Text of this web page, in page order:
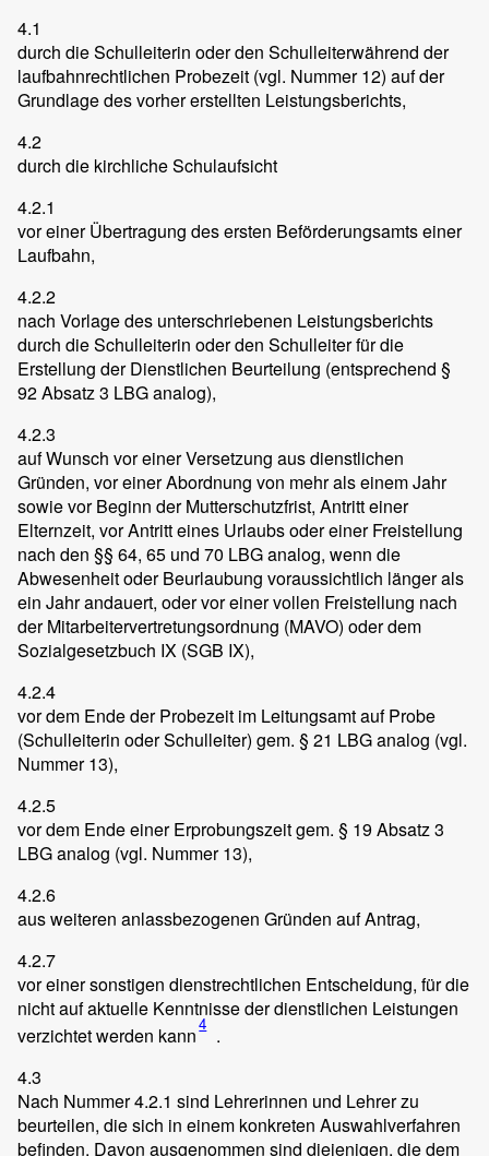
4.1
durch die Schulleiterin oder den Schulleiterwährend der
laufbahnrechtlichen Probezeit (vgl. Nummer 12) auf der
Grundlage des vorher erstellten Leistungsberichts,
4.2
durch die kirchliche Schulaufsicht
4.2.1
vor einer Übertragung des ersten Beförderungsamts einer
Laufbahn,
4.2.2
nach Vorlage des unterschriebenen Leistungsberichts
durch die Schulleiterin oder den Schulleiter für die
Erstellung der Dienstlichen Beurteilung (entsprechend §
92 Absatz 3 LBG analog),
4.2.3
auf Wunsch vor einer Versetzung aus dienstlichen
Gründen, vor einer Abordnung von mehr als einem Jahr
sowie vor Beginn der Mutterschutzfrist, Antritt einer
Elternzeit, vor Antritt eines Urlaubs oder einer Freistellung
nach den §§ 64, 65 und 70 LBG analog, wenn die
Abwesenheit oder Beurlaubung voraussichtlich länger als
ein Jahr andauert, oder vor einer vollen Freistellung nach
der Mitarbeitervertretungsordnung (MAVO) oder dem
Sozialgesetzbuch IX (SGB IX),
4.2.4
vor dem Ende der Probezeit im Leitungsamt auf Probe
(Schulleiterin oder Schulleiter) gem. § 21 LBG analog (vgl.
Nummer 13),
4.2.5
vor dem Ende einer Erprobungszeit gem. § 19 Absatz 3
LBG analog (vgl. Nummer 13),
4.2.6
aus weiteren anlassbezogenen Gründen auf Antrag,
4.2.7
vor einer sonstigen dienstrechtlichen Entscheidung, für die
nicht auf aktuelle Kenntnisse der dienstlichen Leistungen
verzichtet werden kann4 .
4.3
Nach Nummer 4.2.1 sind Lehrerinnen und Lehrer zu
beurteilen, die sich in einem konkreten Auswahlverfahren
befinden. Davon ausgenommen sind diejenigen, die dem